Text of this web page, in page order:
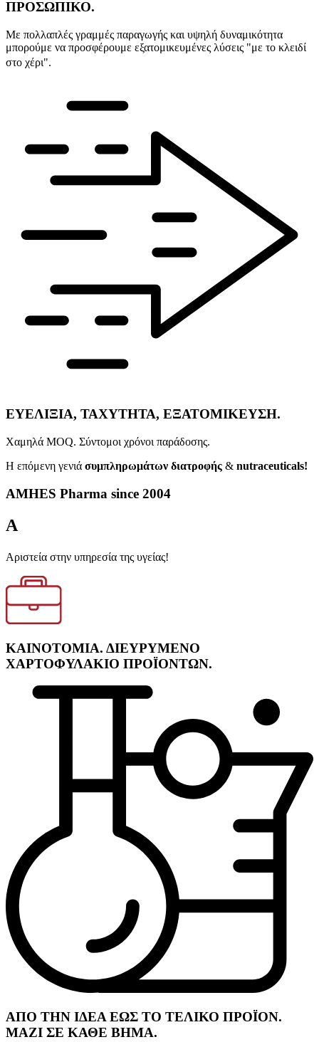
ΠΡΟΣΩΠΙΚΟ.
Με πολλαπλές γραμμές παραγωγής και υψηλή δυναμικότητα
μπορούμε να προσφέρουμε εξατομικευμένες λύσεις "με το κλειδί
στο χέρι".
ΕΥΕΛΙΞΙΑ, ΤΑΧΥΤΗΤΑ, ΕΞΑΤΟΜΙΚΕΥΣΗ.
Xαμηλά MOQ. Σύντομοι χρόνοι παράδοσης.
Η επόμενη γενιά συμπληρωμάτων διατροφής & nutraceuticals!
AMHES Pharma since 2004
A
Aριστεία στην υπηρεσία της υγείας!
ΚΑΙΝΟΤΟΜΙΑ. ΔΙΕΥΡΥΜΕΝΟ
ΧΑΡΤΟΦΥΛΑΚΙΟ ΠΡΟΪΟΝΤΩΝ.
ΑΠΟ ΤΗΝ ΙΔΕΑ ΕΩΣ ΤΟ ΤΕΛΙΚΟ ΠΡΟΪΟΝ.
ΜΑΖΙ ΣΕ ΚΑΘΕ ΒΗΜΑ.